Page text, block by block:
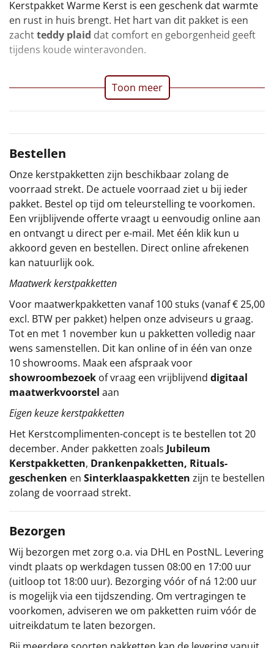
Overige
Ideeën
Doe het zelf
Particulier
Kerstgeschenken 2026
Relatiegeschenken
Cadeaubon
Per stuk
Alle overige
Kerstpakket Warme Kerst is een geschenk dat warmte
en rust in huis brengt. Het hart van dit pakket is een
zachtteddy plaid dat comfort en geborgenheid geeft
tijdens koude winteravonden.
Toon meer
Bestellen
Onze kerstpakketten zijn beschikbaar zolang de
voorraad strekt. De actuele voorraad ziet u bij ieder
pakket. Bestel op tijd om teleurstelling te voorkomen.
Een vrijblijvende offerte vraagt u eenvoudig online aan
en ontvangt u direct per e-mail. Met één klik kun u
akkoord geven en bestellen. Direct online afrekenen
kan natuurlijk ook.
Maatwerk kerstpakketten
Voor maatwerkpakketten vanaf 100 stuks (vanaf € 25,00
excl. BTW per pakket) helpen onze adviseurs u graag.
Tot en met 1 november kun u pakketten volledig naar
wens samenstellen. Dit kan online of in één van onze
10 showrooms. Maak een afspraak voor
showroombezoek of vraag een vrijblijvend digitaal
maatwerkvoorstel aan
Eigen keuze kerstpakketten
Het Kerstcomplimenten-concept is te bestellen tot 20
december. Ander pakketten zoals Jubileum
Kerstpakketten, Drankenpakketten, Rituals-
geschenken en Sinterklaaspakketten zijn te bestellen
zolang de voorraad strekt.
Bezorgen
Wij bezorgen met zorg o.a. via DHL en PostNL. Levering
vindt plaats op werkdagen tussen 08:00 en 17:00 uur
(uitloop tot 18:00 uur). Bezorging vóór of ná 12:00 uur
is mogelijk via een tijdszending. Om vertragingen te
voorkomen, adviseren we om pakketten ruim vóór de
uitreikdatum te laten bezorgen.